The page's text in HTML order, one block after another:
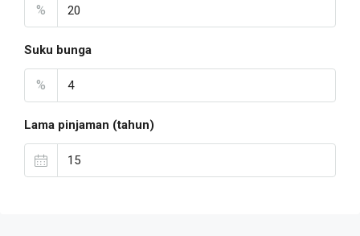
%
Suku bunga
%
Lama pinjaman (tahun)